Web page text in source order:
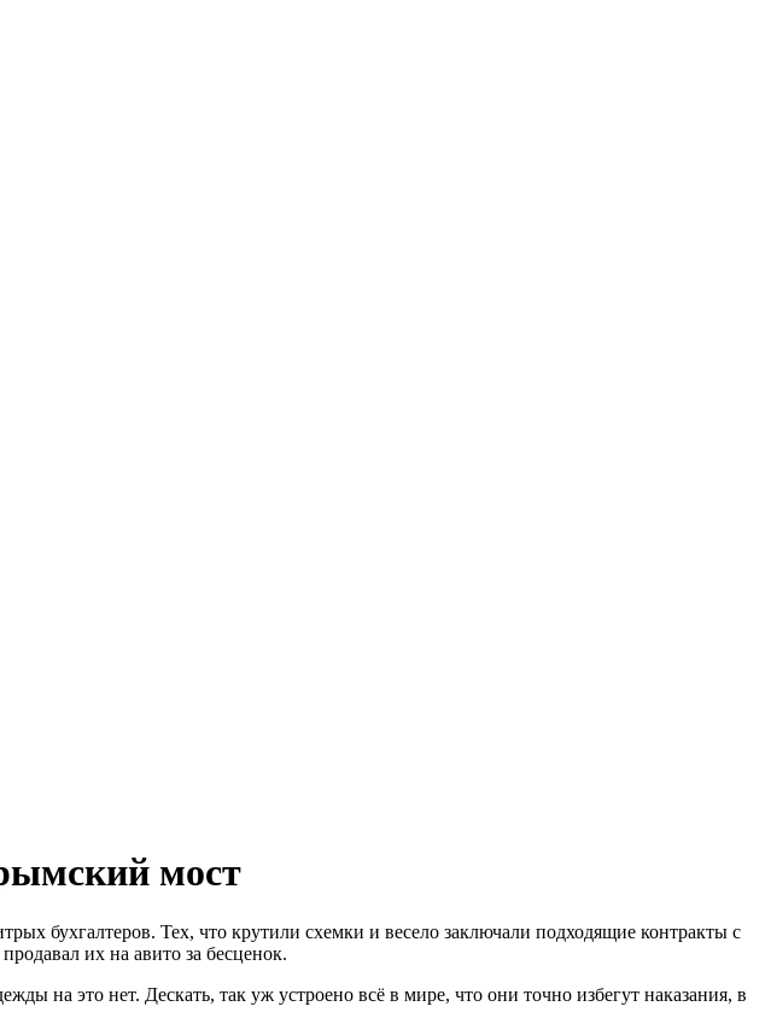
мост
бухгалтеров. Тех, что крутили схемки и весело заключали подходящие контракты с
их на авито за бесценок.
на это нет. Дескать, так уж устроено всё в мире, что они точно избегут наказания, в